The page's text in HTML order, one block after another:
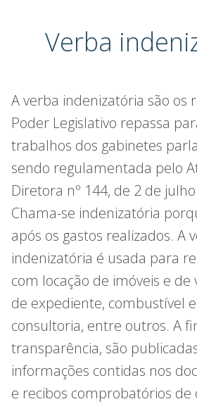
Verba
A verba indenizatória são os
Poder Legislativo repassa
trabalhos dos gabinetes
sendo regulamentada pelo
Diretora nº 144, de 2 de
Chama-se indenizatória
após os gastos realizados. A
indenizatória é usada para
com locação de imóveis e
de expediente, combustível
consultoria, entre outros. A
transparência, são
informações contidas nos
e recibos comprobatórios de